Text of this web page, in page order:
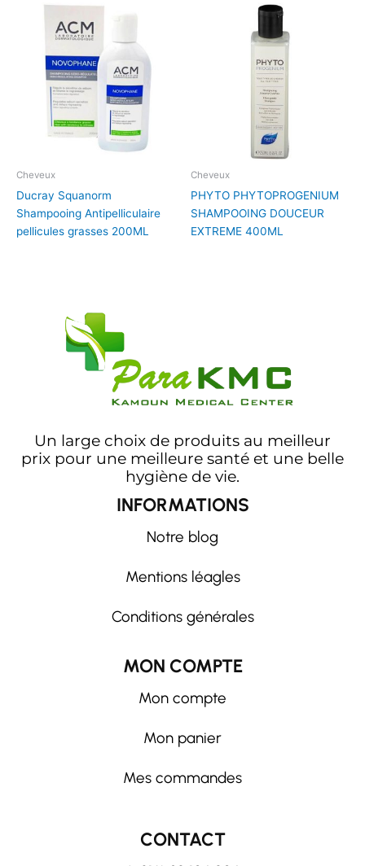
Cheveux
Ducray Squanorm
Shampooing Antipelliculaire
pellicules grasses 200ML
Cheveux
PHYTO PHYTOPROGENIUM
SHAMPOOING DOUCEUR
EXTREME 400ML
Un large choix de produits au meilleur
prix pour une meilleure santé et une belle
hygiène de vie.
INFORMATIONS
Notre blog
Mentions léagles
Conditions générales
MON COMPTE
Mon compte
Mon panier
Mes commandes
CONTACT